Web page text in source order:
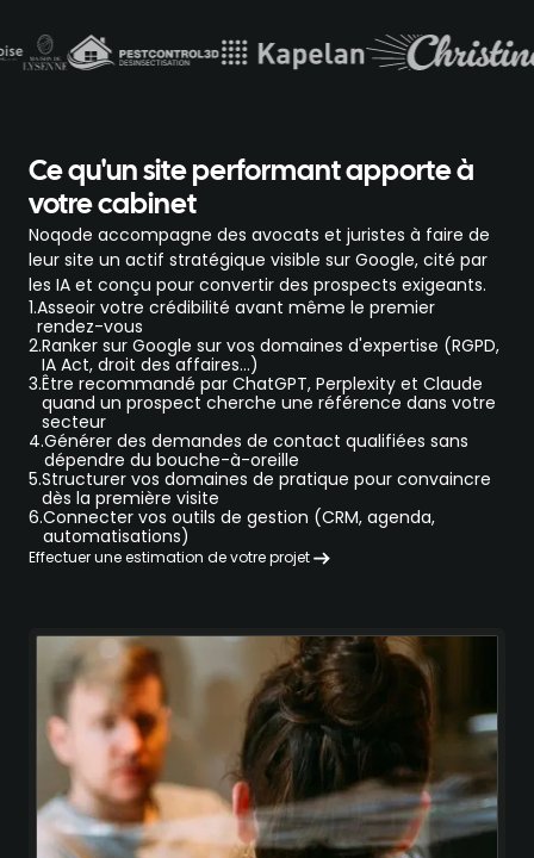
Ce qu'un site performant apporte à
votre cabinet
Noqode accompagne des avocats et juristes à faire de
leur site un actif stratégique visible sur Google, cité par
les IA et conçu pour convertir des prospects exigeants.
1.Asseoir votre crédibilité avant même le premier
rendez-vous
2.Ranker sur Google sur vos domaines d'expertise (RGPD,
IA Act, droit des affaires…)
3.Être recommandé par ChatGPT, Perplexity et Claude
quand un prospect cherche une référence dans votre
secteur
4.Générer des demandes de contact qualifiées sans
dépendre du bouche-à-oreille
5.Structurer vos domaines de pratique pour convaincre
dès la première visite
6.Connecter vos outils de gestion (CRM, agenda,
automatisations)
Effectuer une estimation de votre projet